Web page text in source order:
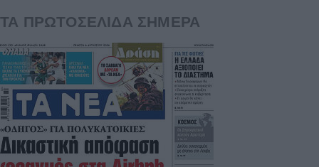
ΤΑ ΠΡΩΤΟΣΕΛΙΔΑ ΣΗΜΕΡΑ